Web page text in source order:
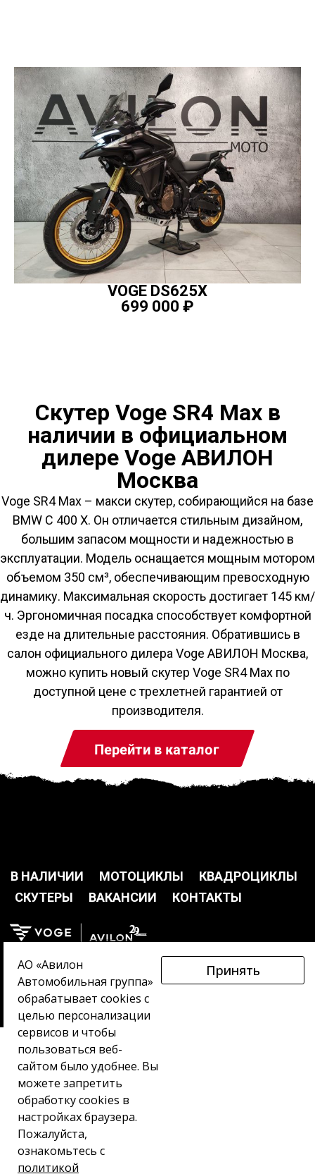
VOGE DS625X
699 000 ₽
Скутер Voge SR4 Max в
наличии в официальном
дилере Voge АВИЛОН
Москва
Voge SR4 Max – макси скутер, собирающийся на базе
BMW C 400 X. Он отличается стильным дизайном,
большим запасом мощности и надежностью в
эксплуатации. Модель оснащается мощным мотором
объемом 350 см³, обеспечивающим превосходную
динамику. Максимальная скорость достигает 145 км/
ч. Эргономичная посадка способствует комфортной
езде на длительные расстояния. Обратившись в
салон официального дилера Voge АВИЛОН Москва,
можно купить новый скутер Voge SR4 Max по
доступной цене с трехлетней гарантией от
производителя.
Перейти в каталог
СВЯЗАТЬСЯ С МЕНЕДЖЕРОМ
МОДЕЛЬНЫЙ РЯД МОТОЦИКЛОВ VOGE
В НАЛИЧИИ МОТОЦИКЛЫ
КВАДРОЦИКЛЫ
СКУТЕРЫ
ВАКАНСИИ КОНТАКТЫ
© 2019 — 2024. Мотоциклы, квадроциклы и скутеры VOGE
права защищены в соответствии с законом РФ. При
цитировании ссылка на сайт обязательна.
АО «Авилон
Автомобильная группа»
обрабатывает cookies с
целью персонализации
сервисов и чтобы
пользоваться веб-
сайтом было удобнее. Вы
можете запретить
обработку сookies в
настройках браузера.
Пожалуйста,
ознакомьтесь с
политикой
Принять